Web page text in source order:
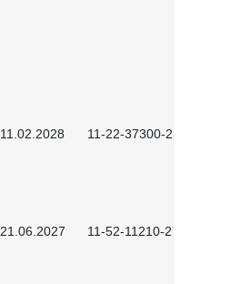
11.02.2028 11-22-37300-2701
21.06.2027 11-52-11210-2701